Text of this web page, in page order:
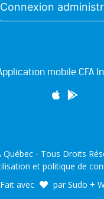
mobile CFA
Connexion
Québec - Tous Droits
et politique de
Fait avec
parSudo +